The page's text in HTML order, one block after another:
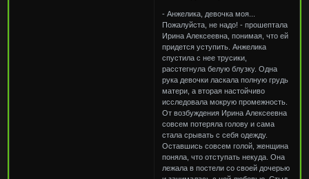
- Анжелика, девочка моя...
Пожалуйста, не надо! - прошептала
Ирина Алексеевна, понимая, что ей
придется уступить. Анжелика
спустила с нее трусики,
расстегнула белую блузку. Одна
рука девочки ласкала полную грудь
матери, а вторая настойчиво
исследовала мокрую промежность.
От возбуждения Ирина Алексеевна
совсем потеряла голову и сама
стала срывать с себя одежду.
Оставшись совсем голой, женщина
поняла, что отступать некуда. Она
лежала в постели со своей дочерью